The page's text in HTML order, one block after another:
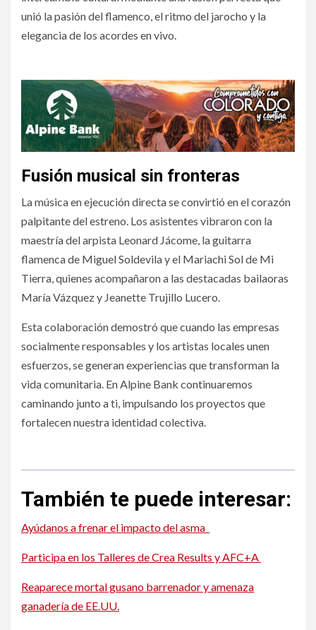
unió la pasión del flamenco, el ritmo del jarocho y la
elegancia de los acordes en vivo.
Fusión musical sin fronteras
La música en ejecución directa se convirtió en el corazón
palpitante del estreno. Los asistentes vibraron con la
maestría del arpista Leonard Jácome, la guitarra
flamenca de Miguel Soldevila y el Mariachi Sol de Mi
Tierra, quienes acompañaron a las destacadas bailaoras
María Vázquez y Jeanette Trujillo Lucero.
Esta colaboración demostró que cuando las empresas
socialmente responsables y los artistas locales unen
esfuerzos, se generan experiencias que transforman la
vida comunitaria. En Alpine Bank continuaremos
caminando junto a ti, impulsando los proyectos que
fortalecen nuestra identidad colectiva.
También te puede interesar:
Ayúdanos a frenar el impacto del asma
Participa en los Talleres de Crea Results y AFC+A
Reaparece mortal gusano barrenador y amenaza
ganadería de EE.UU.